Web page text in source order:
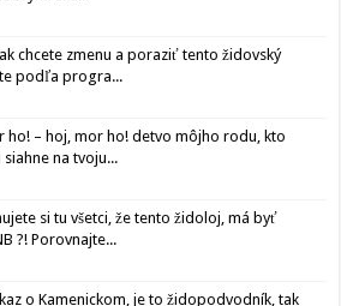
chcete zmenu a poraziť tento židovský
podľa progra...
ho! – hoj, mor ho! detvo môjho rodu, kto
na tvoju...
si tu všetci, že tento židoloj, má byť
?! Porovnajte...
o Kamenickom, je to židopodvodník, tak